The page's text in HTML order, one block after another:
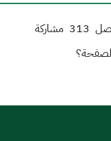
313 مشاركة